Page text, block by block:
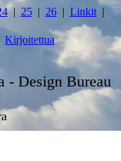
25 26 Linkit
Kirjoitettua
- Design Bureau